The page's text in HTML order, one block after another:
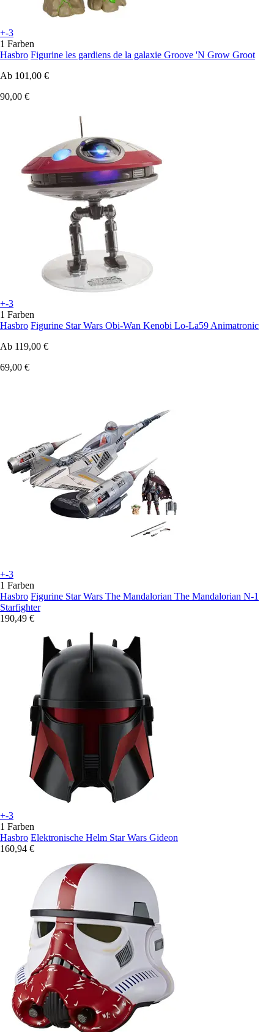
+-3
1 Farben
Hasbro Figurine les gardiens de la galaxie Groove 'N Grow Groot
Ab 101,00 €
90,00 €
+-3
1 Farben
Hasbro Figurine Star Wars Obi-Wan Kenobi Lo-La59 Animatronic
Ab 119,00 €
69,00 €
+-3
1 Farben
Hasbro Figurine Star Wars The Mandalorian The Mandalorian N-1
Starfighter
190,49 €
+-3
1 Farben
Hasbro Elektronische Helm Star Wars Gideon
160,94 €